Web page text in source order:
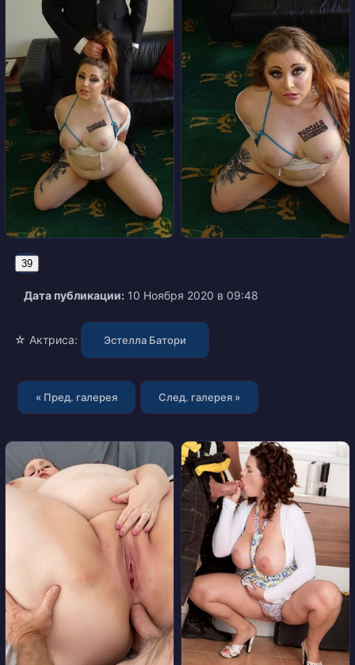
39
Дата публикации: 10 Ноября 2020 в 09:48
☆ Актриса: Эстелла Батори
« Пред. галерея След. галерея »